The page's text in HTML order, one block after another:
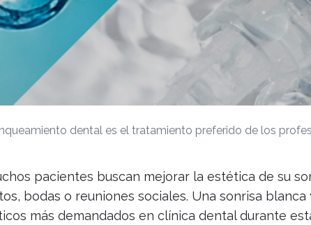
dental es el tratamiento preferido de los
pacientes buscan mejorar la estética de su
bodas o reuniones sociales. Una sonrisa
más demandados en clínica dental durante